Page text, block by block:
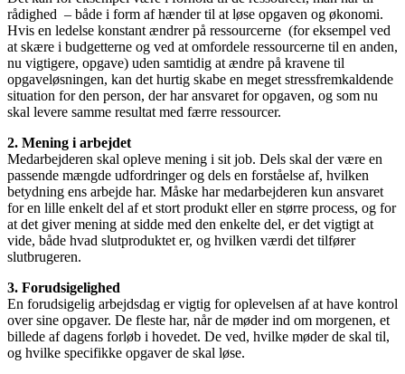
rådighed – både i form af hænder til at løse opgaven og økonomi.
Hvis en ledelse konstant ændrer på ressourcerne (for eksempel ved
at skære i budgetterne og ved at omfordele ressourcerne til en anden,
nu vigtigere, opgave) uden samtidig at ændre på kravene til
opgaveløsningen, kan det hurtig skabe en meget stressfremkaldende
situation for den person, der har ansvaret for opgaven, og som nu
skal levere samme resultat med færre ressourcer.
2. Mening i arbejdet
Medarbejderen skal opleve mening i sit job. Dels skal der være en
passende mængde udfordringer og dels en forståelse af, hvilken
betydning ens arbejde har. Måske har medarbejderen kun ansvaret
for en lille enkelt del af et stort produkt eller en større process, og for
at det giver mening at sidde med den enkelte del, er det vigtigt at
vide, både hvad slutproduktet er, og hvilken værdi det tilfører
slutbrugeren.
3. Forudsigelighed
En forudsigelig arbejdsdag er vigtig for oplevelsen af at have kontrol
over sine opgaver. De fleste har, når de møder ind om morgenen, et
billede af dagens forløb i hovedet. De ved, hvilke møder de skal til,
og hvilke specifikke opgaver de skal løse.